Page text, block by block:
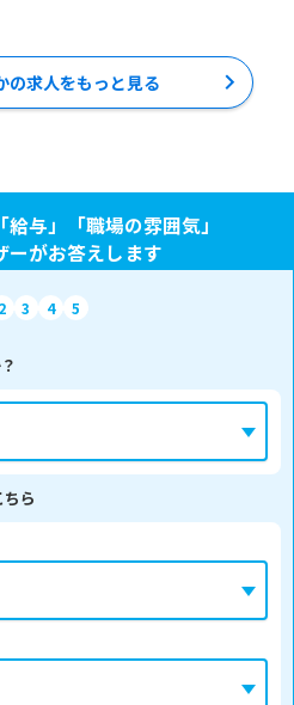
の求人をもっと見る
与」「職場の雰囲気」
ーがお答えします
2 3 4 5
ら